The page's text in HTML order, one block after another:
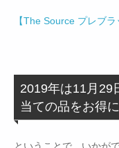
【The Source プレブ
2019年は11月29
当ての品をお得